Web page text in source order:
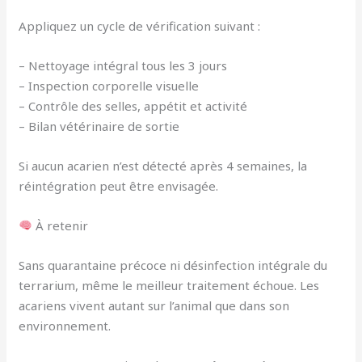
Appliquez un cycle de vérification suivant :
– Nettoyage intégral tous les 3 jours
– Inspection corporelle visuelle
– Contrôle des selles, appétit et activité
– Bilan vétérinaire de sortie
Si aucun acarien n’est détecté après 4 semaines, la
réintégration peut être envisagée.
À retenir
Sans quarantaine précoce ni désinfection intégrale du
terrarium, même le meilleur traitement échoue. Les
acariens vivent autant sur l’animal que dans son
environnement.